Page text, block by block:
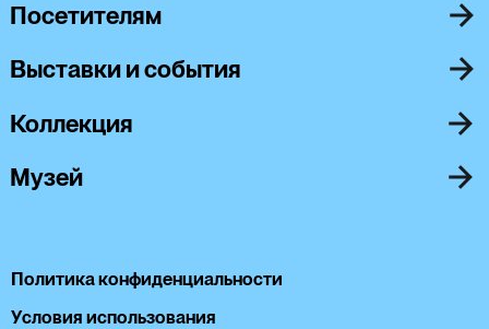
Политика конфиденциальности
Условия использования
Посетителям
Выставки и события
Коллекция
Музей